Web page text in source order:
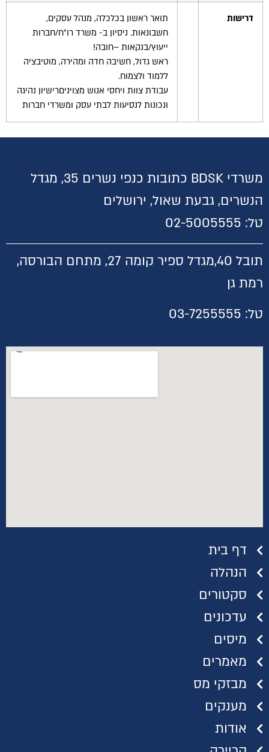
דרישות
תואר ראשון בכלכלה, מנהל עסקים,
חשבונאות. ניסיון ב- משרד רו"ח/חברות
ייעוץ/בנקאות –חובה!
ראש גדול, חשיבה חדה ומהירה, מוטיבציה
ללמוד ולצמוח.
עבודת צוות ויחסי אנוש מצויניםרישיון נהיגה
ונכונות לנסיעות לבתי עסק ומשרדי חברות
דף בית
הנהלה
סקטורים
עדכונים
מיסים
מאמרים
מבזקי מס
מענקים
אודות
משרדי BDSK כתובות כנפי נשרים 35, מגדל
הנשרים, גבעת שאול, ירושלים
טל: 02-5005555
תובל 40,
מגדל ספיר קומה 27, מתחם הבורסה,
רמת גן
טל: 03-7255555